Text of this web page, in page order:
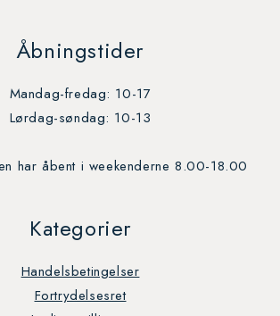
Åbningstider
Mandag-fredag: 10-17
Lørdag-søndag: 10-13
har åbent i weekenderne 8.00-18.00
Kategorier
Handelsbetingelser
Fortrydelsesret